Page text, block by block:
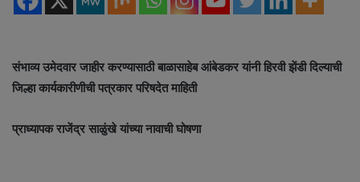
i
संभाव्य उमेदवार जाहीर करण्यासाठी बाळासाहेब आंबेडकर यांनी हिरवी झेंडी दिल्याची
जिल्हा कार्यकारीणीची पत्रकार परिषदेत माहिती
प्राध्यापक राजेंद्र साळुंखे यांच्या नावाची घोषणा